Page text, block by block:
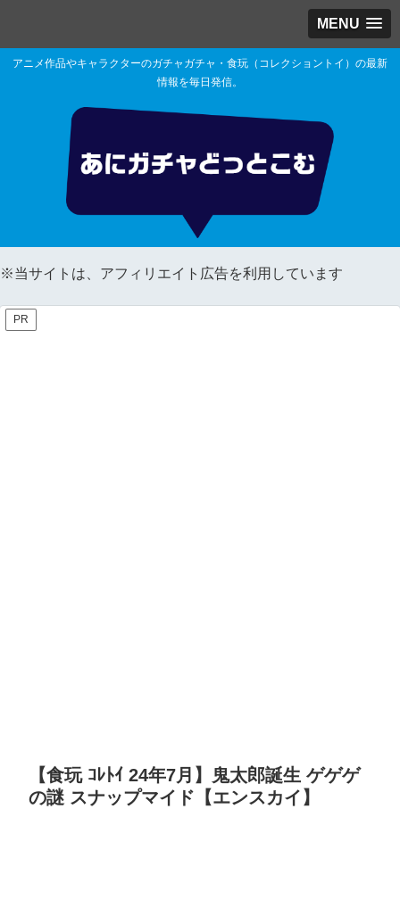
MENU
アニメ作品やキャラクターのガチャガチャ・食玩（コレクショントイ）の最新
情報を毎日発信。
※当サイトは、アフィリエイト広告を利用しています
PR
【食玩 ｺﾚﾄｲ 24年7月】鬼太郎誕生 ゲゲゲ
の謎 スナップマイド【エンスカイ】